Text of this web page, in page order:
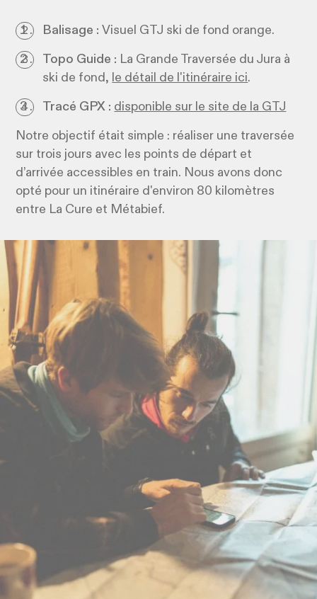
Balisage : Visuel GTJ ski de fond orange.
Topo Guide : La Grande Traversée du Jura à
ski de fond, le détail de l'itinéraire ici.
Tracé GPX : disponible sur le site de la GTJ
Notre objectif était simple : réaliser une traversée
sur trois jours avec les points de départ et
d’arrivée accessibles en train. Nous avons donc
opté pour un itinéraire d'environ 80 kilomètres
entre La Cure et Métabief.